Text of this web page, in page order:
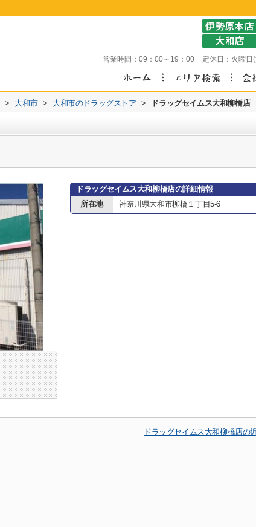
営業時間： 09：00～19：00 定休日： 火曜日
> 大和市 > 大和市のドラッグストア > ドラッグセイムス大和柳橋店
ドラッグセイムス大和柳橋店の詳細情報
所在地
神奈川県大和市柳橋１丁目5-6
ドラッグセイムス大和柳橋店の